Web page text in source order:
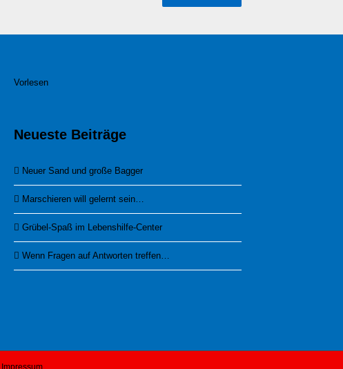
Vorlesen
Neueste Beiträge
Neuer Sand und große Bagger
Marschieren will gelernt sein…
Grübel-Spaß im Lebenshilfe-Center
Wenn Fragen auf Antworten treffen…